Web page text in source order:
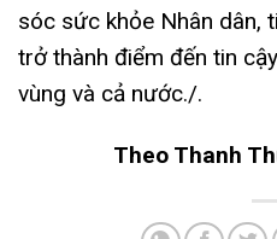
sóc sức khỏe Nhân dân,
trở thành điểm đến tin
vùng và cả nước./.
Theo Thanh